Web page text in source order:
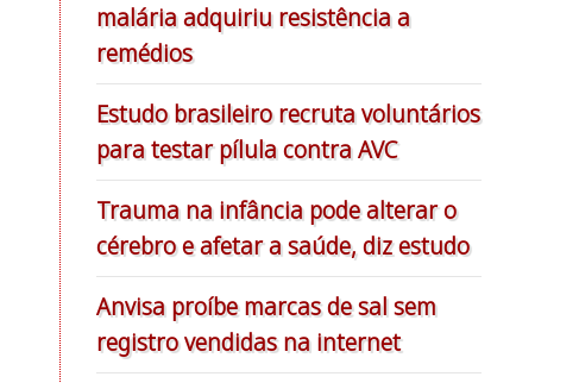
malária adquiriu resistência a
remédios
Estudo brasileiro recruta voluntários
para testar pílula contra AVC
Trauma na infância pode alterar o
cérebro e afetar a saúde, diz estudo
Anvisa proíbe marcas de sal sem
registro vendidas na internet